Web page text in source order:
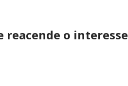
o interesse